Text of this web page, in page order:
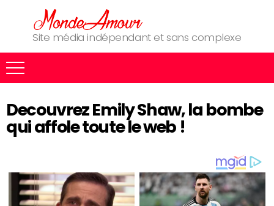
Site média indépendant et sans complexe
Decouvrez Emily Shaw, la bombe
qui affole toute le web !